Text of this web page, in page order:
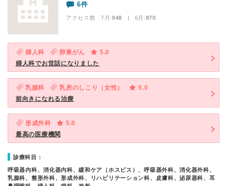
6件
アクセス数 7月:948 | 6月:870
婦人科 卵巣がん
5.0
婦人科でお世話になりました
乳腺科 乳房のしこり（女性）
5.0
前向きになれる治療
形成外科
5.0
最高の医療機関
診療科目：
呼吸器内科、消化器内科、緩和ケア（ホスピス）、呼吸器外科、消化器外科、
乳腺科、整形外科、形成外科、リハビリテーション科、皮膚科、泌尿器科、耳